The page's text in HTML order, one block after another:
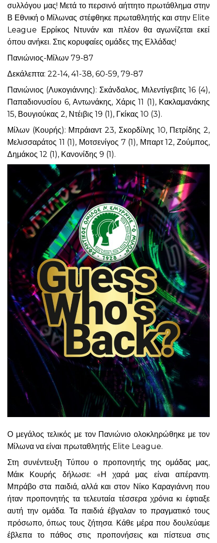
συλλόγου μας! Μετά το περσινό αήττητο πρωτάθλημα στην
Β Εθνική ο Μίλωνας στέφθηκε πρωταθλητής και στην Elite
League Ερρίκος Ντυνάν και πλέον θα αγωνίζεται εκεί
όπου ανήκει. Στις κορυφαίες ομάδες της Ελλάδας!
Πανιώνιος-Μίλων 79-87
Δεκάλεπτα: 22-14, 41-38, 60-59, 79-87
Πανιώνιος (Λυκογιάννης): Σκάνδαλος, Μιλεντίγεβιτς 16 (4),
Παπαδιονυσίου 6, Αντωνάκης, Χάρις 11 (1), Κακλαμανάκης
15, Βουγιούκας 2, Ντέιβις 19 (1), Γκίκας 10 (3).
Μίλων (Κουρής): Μπράιαντ 23, Σκορδίλης 10, Πετρίδης 2,
Μελισσαράτος 11 (1), Μοτσενίγος 7 (1), Μπαρτ 12, Ζούμπος,
Δημάκος 12 (1), Κανονίδης 9 (1).
Ο μεγάλος τελικός με τον Πανιώνιο ολοκληρώθηκε με τον
Μίλωνα να είναι πρωταθλητής Elite League.
Στη συνέντευξη Τύπου ο προπονητής της ομάδας μας,
Μάικ Κουρής δήλωσε: «Η χαρά μας είναι απέραντη.
Μπράβο στα παιδιά, αλλά και στον Νίκο Καραγιάννη που
ήταν προπονητής τα τελευταία τέσσερα χρόνια κι έφτιαξε
αυτή την ομάδα. Τα παιδιά έβγαλαν το πραγματικό τους
πρόσωπο, όπως τους ζήτησα. Κάθε μέρα που δουλεύαμε
έβλεπα το πάθος στις προπονήσεις και πίστευα στις